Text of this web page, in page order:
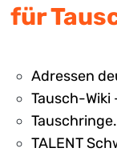
für
Adressen
Tausch-Wiki
TALENT